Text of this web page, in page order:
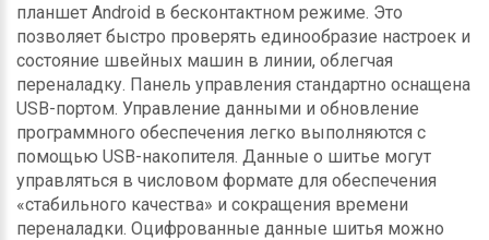
планшет Android в бесконтактном режиме. Это
позволяет быстро проверять единообразие настроек и
состояние швейных машин в линии, облегчая
переналадку. Панель управления стандартно оснащена
USB-портом. Управление данными и обновление
программного обеспечения легко выполняются с
помощью USB-накопителя. Данные о шитье могут
управляться в числовом формате для обеспечения
«стабильного качества» и сокращения времени
переналадки. Оцифрованные данные шитья можно